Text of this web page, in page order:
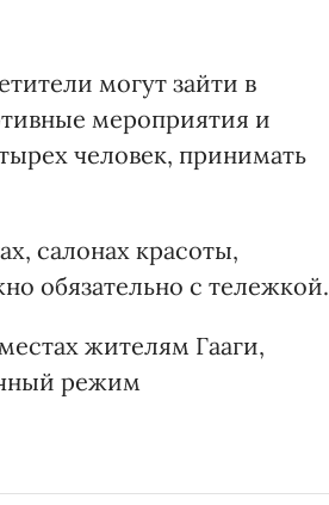
могут зайти в
мероприятия и
человек, принимать
салонах красоты,
обязательно с тележкой.
жителям Гааги,
режим